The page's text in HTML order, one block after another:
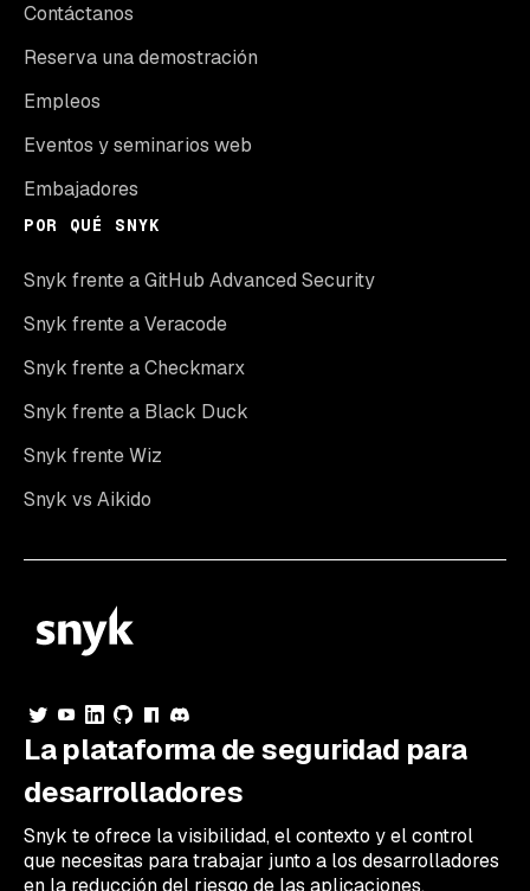
Contáctanos
Reserva una demostración
Empleos
Eventos y seminarios web
Embajadores
POR QUÉ SNYK
Snyk frente a GitHub Advanced Security
Snyk frente a Veracode
Snyk frente a Checkmarx
Snyk frente a Black Duck
Snyk frente Wiz
Snyk vs Aikido
La plataforma de seguridad para
desarrolladores
Snyk te ofrece la visibilidad, el contexto y el control
que necesitas para trabajar junto a los desarrolladores
en la reducción del riesgo de las aplicaciones.